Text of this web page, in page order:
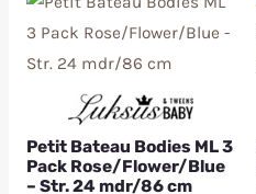
Petit Bateau Bodies ML 3
Pack Rose/Flower/Blue
– Str. 24 mdr/86 cm